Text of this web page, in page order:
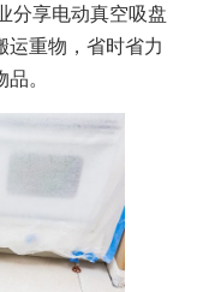
分享电动真空吸盘
运重物，省时省力
。